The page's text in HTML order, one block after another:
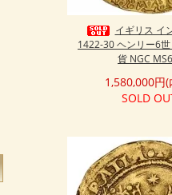
イギリス イ
1422-30 ヘンリー6
貨 NGC
1,580,000円(
SOLD